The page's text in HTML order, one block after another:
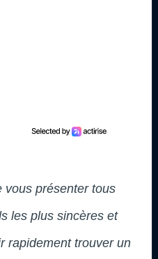
vous présenter tous
les plus sincères et
rapidement trouver un